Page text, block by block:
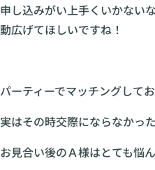
申し込みがい上手くいかない
動広げてほしいですね！
パーティーでマッチングして
実はその時交際にならなかっ
お見合い後のＡ様はとても悩ん